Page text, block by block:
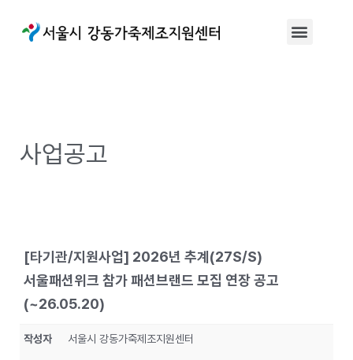
사업공고
[타기관/지원사업] 2026년 추계(27S/S)
서울패션위크 참가 패션브랜드 모집 연장 공고
(~26.05.20)
작성자 서울시 강동가죽제조지원센터